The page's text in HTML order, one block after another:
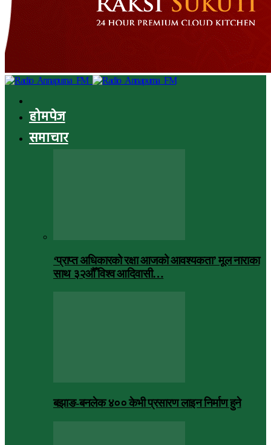
होमपेज
समाचार
‘प्राप्त अधिकारको रक्षा आजको आवश्यकता’ मूल नाराका
साथ ३२औँ विश्व आदिवासी…
बझाङ-बनलेक ४०० केभी प्रसारण लाइन निर्माण हुने